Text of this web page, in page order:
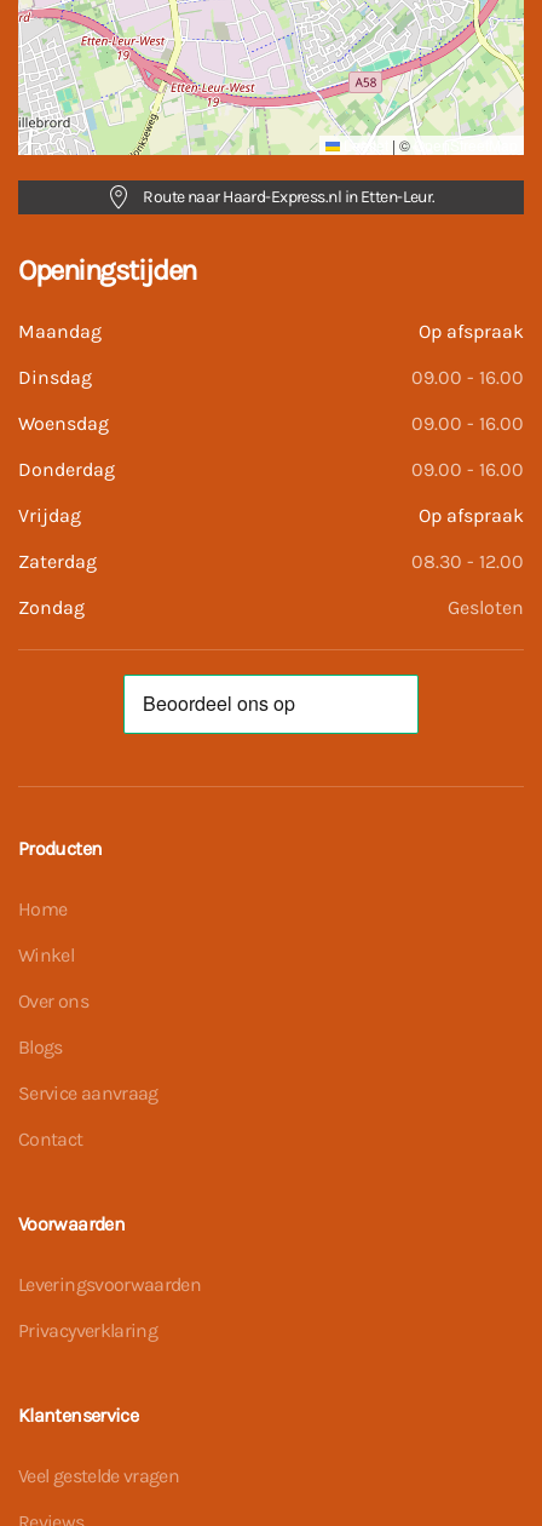
| ©
Route naar Haard-Express.nl in Etten-Leur.
Openingstijden
Maandag
Op afspraak
Dinsdag
09.00 - 16.00
Woensdag
09.00 - 16.00
Donderdag
09.00 - 16.00
Vrijdag
Op afspraak
Zaterdag
08.30 - 12.00
Zondag
Gesloten
Producten
Home
Winkel
Over ons
Blogs
Service aanvraag
Contact
Voorwaarden
Leveringsvoorwaarden
Privacyverklaring
Klantenservice
Veel gestelde vragen
Reviews